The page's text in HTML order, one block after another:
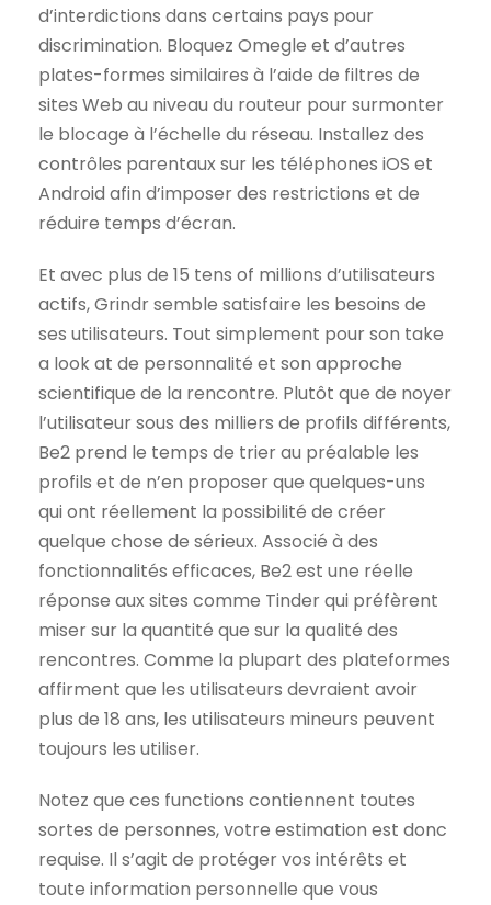
d’interdictions dans certains pays pour
discrimination. Bloquez Omegle et d’autres
plates-formes similaires à l’aide de filtres de
sites Web au niveau du routeur pour surmonter
le blocage à l’échelle du réseau. Installez des
contrôles parentaux sur les téléphones iOS et
Android afin d’imposer des restrictions et de
réduire temps d’écran.
Et avec plus de 15 tens of millions d’utilisateurs
actifs, Grindr semble satisfaire les besoins de
ses utilisateurs. Tout simplement pour son take
a look at de personnalité et son approche
scientifique de la rencontre. Plutôt que de noyer
l’utilisateur sous des milliers de profils différents,
Be2 prend le temps de trier au préalable les
profils et de n’en proposer que quelques-uns
qui ont réellement la possibilité de créer
quelque chose de sérieux. Associé à des
fonctionnalités efficaces, Be2 est une réelle
réponse aux sites comme Tinder qui préfèrent
miser sur la quantité que sur la qualité des
rencontres. Comme la plupart des plateformes
affirment que les utilisateurs devraient avoir
plus de 18 ans, les utilisateurs mineurs peuvent
toujours les utiliser.
Notez que ces functions contiennent toutes
sortes de personnes, votre estimation est donc
requise. Il s’agit de protéger vos intérêts et
toute information personnelle que vous